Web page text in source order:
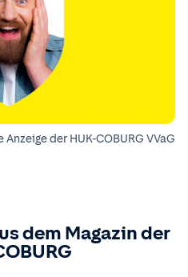
Anzeige der HUK-COBURG VVaG
dem Magazin der